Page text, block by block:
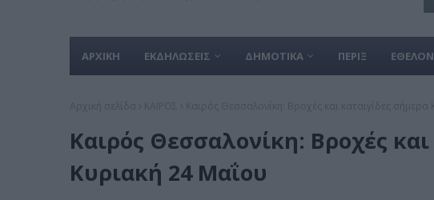
ΑΡΧΙΚΗ ΕΚΔΗΛΩΣΕΙΣ ΔΗΜΟΤΙΚΑ ΠΕΡΙΞ
Καιρός Θεσσαλονίκη: Βροχές
Κυριακή 24 Μαΐου